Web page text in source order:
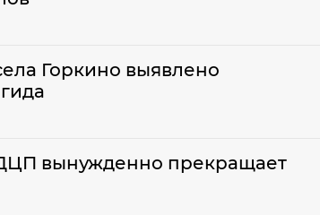
Горкино выявлено
вынужденно прекращает